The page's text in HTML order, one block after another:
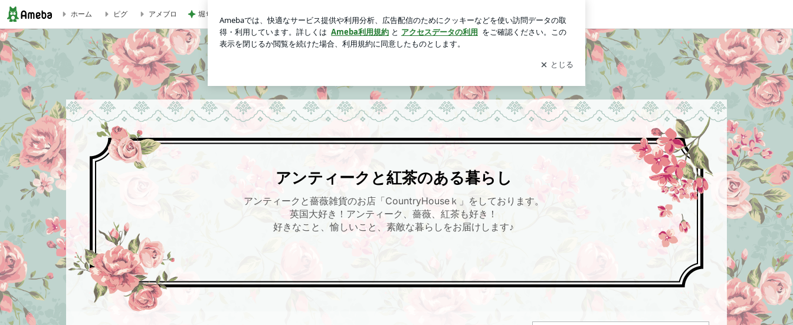
アンティークと紅茶のある暮らし
ホーム ピグ アメブロ 堀ちえみ 愛犬三姉妹のキメポーズ ログイン
アンティークと紅茶のある暮らし
アンティークと薔薇雑貨のお店「CountryHouseｋ」をしております。
英国大好き！アンティーク、薔薇、紅茶も好き！
好きなこと、愉しいこと、素敵な暮らしをお届けします♪